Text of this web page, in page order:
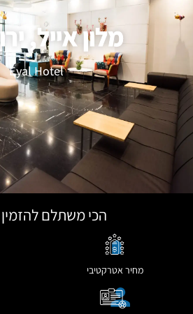
מלון אייל,
Eyal Hotel
הכי משתלם
מחיר אטרקטיבי